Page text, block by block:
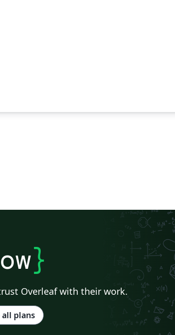
}
Overleaf with their work.
all plans